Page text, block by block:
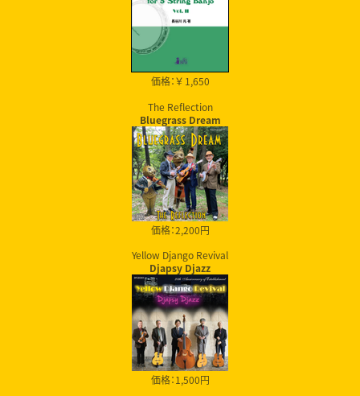
価格：￥ 1,650
The Reflection
Bluegrass Dream
価格：2,200円
Yellow Django Revival
Djapsy Djazz
価格：1,500円